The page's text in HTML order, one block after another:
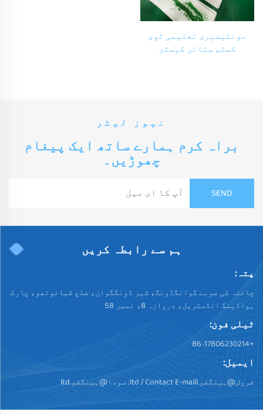
مونٹیسیری تعلیمی ٹوی
کسٹم سٹائر کیسٹر
نیوز لیٹر
براہ کرم ہمارے ساتھ ایک پیغام
چھوڑیں۔
ہم سے رابطہ کریں
پتہ:
چائنہ کی صوبے گوانگڈونگ، شہر ڈونگگوان، ضلع قیائوتھو، پارک
ہواڈینگ انڈسٹریل، دروازہ 8، نمبر 58
ٹیلی فون:
+86-17806230214
ایمیل:
فروش@ہینگفو.ltd/ Contact E-maill: سودا@ہینگفو.ltd